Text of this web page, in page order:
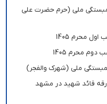
ملی (حرم حضرت علی
ملی (شهرک والفجر)
قائد شهید در مشهد